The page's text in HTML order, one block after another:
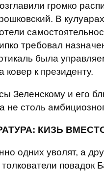
громко
В
требовал
была
ковер к президенту.
Зеленскому и его
не столь
КИЗЬ
одних уволят, а
повадок